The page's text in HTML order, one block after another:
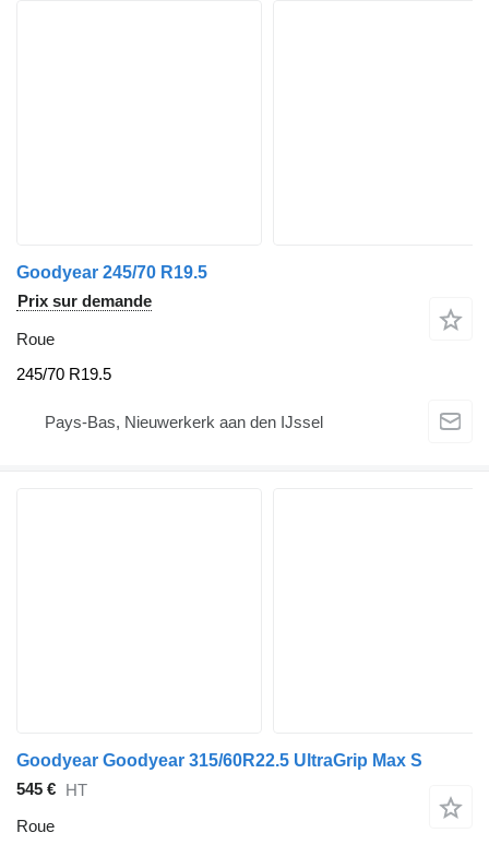
Goodyear 245/70 R19.5
Prix sur demande
Roue
245/70 R19.5
Pays-Bas, Nieuwerkerk aan den IJssel
Goodyear Goodyear 315/60R22.5 UltraGrip Max S
545 € HT
Roue